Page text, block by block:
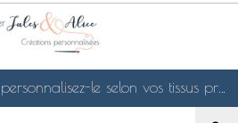
Choisissez un modèle et personnalisez-le selon vos tissus préférés de mes collections en ligne, je le confectionnerai selon vos souhaits